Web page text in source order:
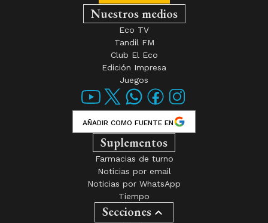
Nuestros medios
Eco TV
Tandil FM
Club El Eco
Edición Impresa
Juegos
AÑADIR COMO FUENTE EN
Suplementos
Farmacias de turno
Noticias por email
Noticias por WhatsApp
Tiempo
Secciones